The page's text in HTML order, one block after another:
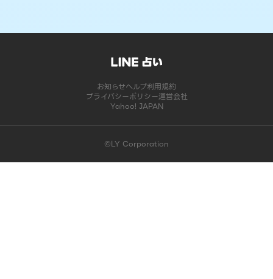
お知らせヘルプ利用規約
プライバシーポリシー運営会社
Yahoo! JAPAN
©LY Corporation
このコンテンツは掲載が終了しました | LINE占い